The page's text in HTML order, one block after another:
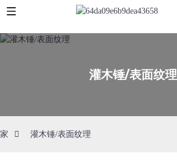
灌木锤/表面纹理
家 灌木锤/表面纹理